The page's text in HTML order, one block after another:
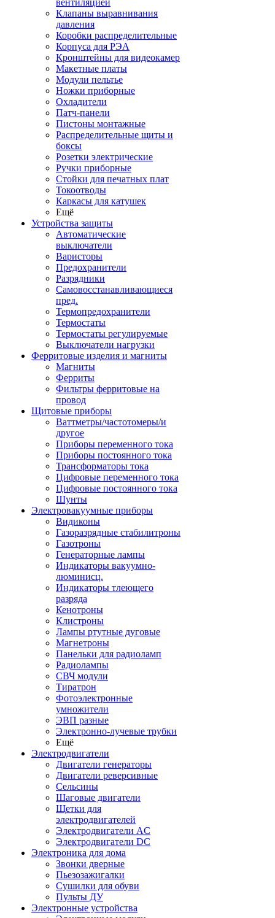
вентиляцией
Клапаны выравнивания
давления
Коробки распределительные
Корпуса для РЭА
Кронштейны для видеокамер
Макетные платы
Модули пельтье
Ножки приборные
Охладители
Патч-панели
Пистоны монтажные
Распределительные щиты и
боксы
Розетки электрические
Ручки приборные
Стойки для печатных плат
Токоотводы
Каркасы для катушек
Ещё
Устройства защиты
Автоматические
выключатели
Варисторы
Предохранители
Разрядники
Самовосстанавливающиеся
пред.
Термопредохранители
Термостаты
Термостаты регулируемые
Выключатели нагрузки
Ферритовые изделия и магниты
Магниты
Ферриты
Фильтры ферритовые на
провод
Щитовые приборы
Ваттметры/частотомеры/и
другое
Приборы переменного тока
Приборы постоянного тока
Трансформаторы тока
Цифровые переменного тока
Цифровые постоянного тока
Шунты
Электровакуумные приборы
Видиконы
Газоразрядные стабилитроны
Газотроны
Генераторные лампы
Индикаторы вакуумно-
люминисц.
Индикаторы тлеющего
разряда
Кенотроны
Клистроны
Лампы ртутные дуговые
Магнетроны
Панельки для радиоламп
Радиолампы
СВЧ модули
Тиратрон
Фотоэлектронные
умножители
ЭВП разные
Электронно-лучевые трубки
Ещё
Электродвигатели
Двигатели генераторы
Двигатели реверсивные
Сельсины
Шаговые двигатели
Щетки для
электродвигателей
Электродвигатели AC
Электродвигатели DC
Электроника для дома
Звонки дверные
Пьезозажигалки
Сушилки для обуви
Пульты ДУ
Электронные устройства